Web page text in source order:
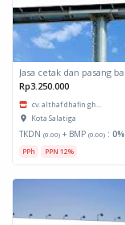
Rp3.250.000
cv. althaf dhafin gh...
Kota Salatiga
TKDN (0.00) + BMP (0.00) : 0%
PPh PPN 12%